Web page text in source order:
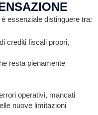
essenziale distinguere tra:
crediti fiscali propri,
resta pienamente
operativi, mancati
nuove limitazioni